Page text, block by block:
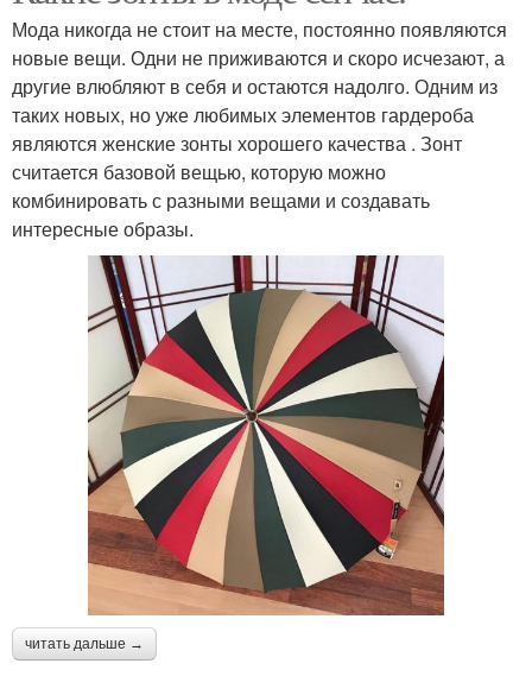
Мода никогда не стоит на месте, постоянно появляются
новые вещи. Одни не приживаются и скоро исчезают, а
другие влюбляют в себя и остаются надолго. Одним из
таких новых, но уже любимых элементов гардероба
являются женские зонты хорошего качества . Зонт
считается базовой вещью, которую можно
комбинировать с разными вещами и создавать
интересные образы.
читать дальше →